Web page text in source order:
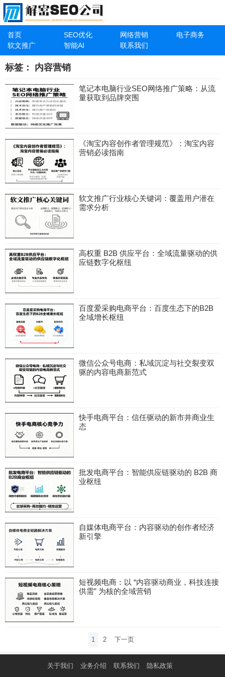
首页 SEO优化 网络营销
电子商务
软文推广
智能AI 联系我们
标签： 内容营销
笔记本电脑行业SEO网络推广策略：从流
量获取到品牌突围
《淘宝内容创作者管理规范》：淘宝内容
营销必读指南
软文推广行业核心关键词：覆盖用户潜在
需求分析
高权重 B2B 供应平台：全域流量驱动的供
应链数字化枢纽
百度爱采购电商平台：百度生态下的B2B
全域增长枢纽
微信公众号电商：私域沉淀与社交裂变双
驱的内容电商新范式
快手电商平台：信任驱动的新市井商业生
态
批发电商平台：智能供应链驱动的 B2B 商
业枢纽
自媒体电商平台：内容驱动的创作者经济
新引擎
短视频电商：以 “内容驱动商业，科技连接
供需” 为核的全域营销
1 2 下一页
关于我们 业务介绍 联系我们 隐私政策